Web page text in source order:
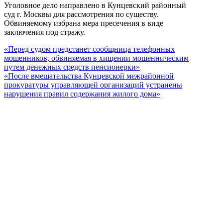
Уголовное дело направлено в Кунцевский районный
суд г. Москвы для рассмотрения по существу.
Обвиняемому избрана мера пресечения в виде
заключения под стражу.
«Перед судом предстанет сообщница телефонных
мошенников, обвиняемая в хищении мошенническим
путем денежных средств пенсионерки»
«После вмешательства Кунцевской межрайонной
прокуратуры управляющей организаций устранены
нарушения правил содержания жилого дома»